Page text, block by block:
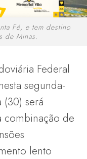
Fé, e tem destino
de Minas.
Federal
segunda-
(30) será
combinação de
lento